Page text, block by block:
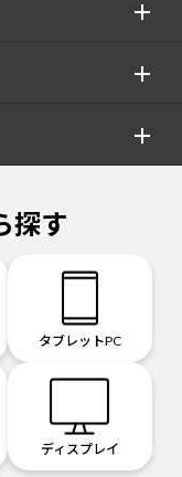
探す
タブレットPC
ディスプレイ